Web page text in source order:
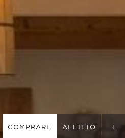
COMPRARE AFFITTO +